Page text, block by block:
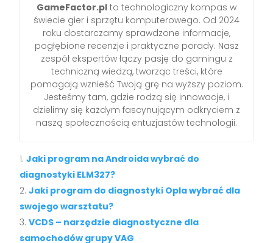
GameFactor.pl to technologiczny kompas w
świecie gier i sprzętu komputerowego. Od 2024
roku dostarczamy sprawdzone informacje,
pogłębione recenzje i praktyczne porady. Nasz
zespół ekspertów łączy pasję do gamingu z
techniczną wiedzą, tworząc treści, które
pomagają wznieść Twoją grę na wyższy poziom.
Jesteśmy tam, gdzie rodzą się innowacje, i
dzielimy się każdym fascynującym odkryciem z
naszą społecznością entuzjastów technologii.
Jaki program na Androida wybrać do
diagnostyki ELM327?
Jaki program do diagnostyki Opla wybrać dla
swojego warsztatu?
VCDS – narzędzie diagnostyczne dla
samochodów grupy VAG